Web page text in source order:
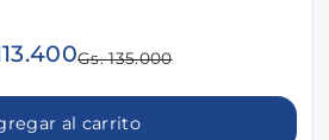
Gs. 135.000
al carrito